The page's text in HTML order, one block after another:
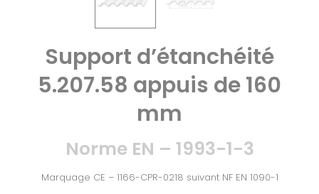
Support d’étanchéité
5.207.58 appuis de 160
mm
Norme EN – 1993-1-3
Marquage CE – 1166-CPR-0218 suivant NF EN 1090-1